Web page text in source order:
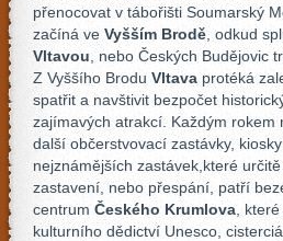
přenocovat v tábořišti Soumarský
začíná ve Vyšším Brodě , odkud
Vltavou , nebo Českých Budějovic
Z Vyššího Brodu Vltava protéká
spatřit a navštivit bezpočet
zajímavých atrakcí. Každým rokem
další občerstvovací zastávky,
nejznámějších zastávek,které
zastavení, nebo přespání, patří
centrum Českého Krumlova ,
kulturního dědictví Unesco,